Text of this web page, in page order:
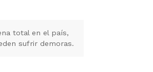
total en el país,
sufrir demoras.